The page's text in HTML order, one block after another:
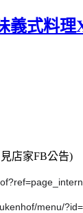
義式料理
見店家FB公告)
menu/